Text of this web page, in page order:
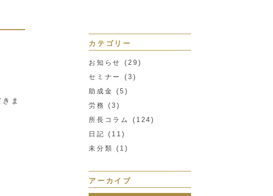
カテゴリー
お知らせ
(29)
セミナー
(3)
助成金
(5)
労務
(3)
所長コラム
(124)
日記 (11)
未分類 (1)
アーカイブ
ま